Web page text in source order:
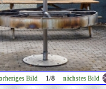
Bild 1/8 nächstes Bild